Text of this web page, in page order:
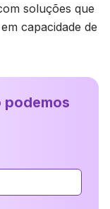
soluções que
capacidade de
podemos